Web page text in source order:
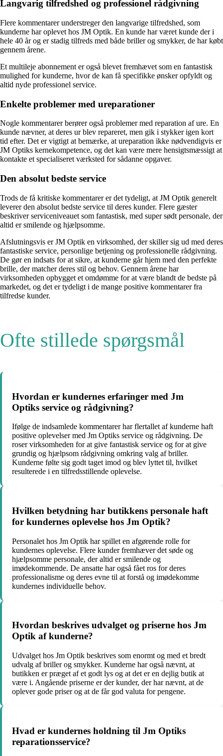
Langvarig tilfredshed og professionel rådgivning
Flere kommentarer understreger den langvarige tilfredshed, som
kunderne har oplevet hos JM Optik. En kunde har været kunde der i
hele 40 år og er stadig tilfreds med både briller og smykker, de har købt
gennem årene.
Et multileje abonnement er også blevet fremhævet som en fantastisk
mulighed for kunderne, hvor de kan få specifikke ønsker opfyldt og
altid nyde professionel service.
Enkelte problemer med ureparationer
Nogle kommentarer berører også problemer med reparation af ure. En
kunde nævner, at deres ur blev repareret, men gik i stykker igen kort
tid efter. Det er vigtigt at bemærke, at ureparation ikke nødvendigvis er
JM Optiks kernekompetence, og det kan være mere hensigtsmæssigt at
kontakte et specialiseret værksted for sådanne opgaver.
Den absolut bedste service
Trods de få kritiske kommentarer er det tydeligt, at JM Optik generelt
leverer den absolut bedste service til deres kunder. Flere gæster
beskriver serviceniveauet som fantastisk, med super sødt personale, der
altid er smilende og hjælpsomme.
Afslutningsvis er JM Optik en virksomhed, der skiller sig ud med deres
fantastiske service, personlige betjening og professionelle rådgivning.
De gør en indsats for at sikre, at kunderne går hjem med den perfekte
brille, der matcher deres stil og behov. Gennem årene har
virksomheden opbygget et omdømme for at være blandt de bedste på
markedet, og det er tydeligt i de mange positive kommentarer fra
tilfredse kunder.
Ofte stillede spørgsmål
Hvordan er kundernes erfaringer med Jm
Optiks service og rådgivning?
Ifølge de indsamlede kommentarer har flertallet af kunderne haft
positive oplevelser med Jm Optiks service og rådgivning. De
roser virksomheden for at give fantastisk service og for at give
grundig og hjælpsom rådgivning omkring valg af briller.
Kunderne følte sig godt taget imod og blev lyttet til, hvilket
resulterede i en tilfredsstillende oplevelse.
Hvilken betydning har butikkens personale haft
for kundernes oplevelse hos Jm Optik?
Personalet hos Jm Optik har spillet en afgørende rolle for
kundernes oplevelse. Flere kunder fremhæver det søde og
hjælpsomme personale, der altid er smilende og
imødekommende. De ansatte har også fået ros for deres
professionalisme og deres evne til at forstå og imødekomme
kundernes individuelle behov.
Hvordan beskrives udvalget og priserne hos Jm
Optik af kunderne?
Udvalget hos Jm Optik beskrives som enormt og med et bredt
udvalg af briller og smykker. Kunderne har også nævnt, at
butikken er præget af et godt lys og at det er en dejlig butik at
være i. Angående priserne er der kunder, der har nævnt, at de
oplever gode priser og at de får god valuta for pengene.
Hvad er kundernes holdning til Jm Optiks
reparationsservice?